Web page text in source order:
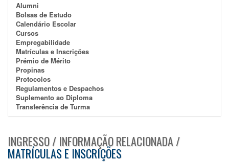
Alumni
Bolsas de Estudo
Calendário Escolar
Cursos
Empregabilidade
Matrículas e Inscrições
Prémio de Mérito
Propinas
Protocolos
Regulamentos e Despachos
Suplemento ao Diploma
Transferência de Turma
INGRESSO / INFORMAÇÃO RELACIONADA /
MATRÍCULAS E INSCRIÇÕES